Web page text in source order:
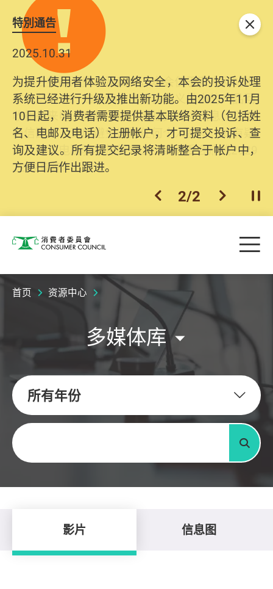
特別通告
2025.10.31
为提升使用者体验及网络安全，本会的投诉处理
系统已经进行升级及推出新功能。由2025年11月
10日起，消费者需要提供基本联络资料（包括姓
名、电邮及电话）注册帐户，才可提交投诉、查
询及建议。所有提交纪录将清晰整合于帐户中，
方便日后作出跟进。
上一个
2/2 下一个开
关闭
消费者委员会 目
首页 资源中心
多媒体库
所有年份
关键字
搜寻
影片 信息图